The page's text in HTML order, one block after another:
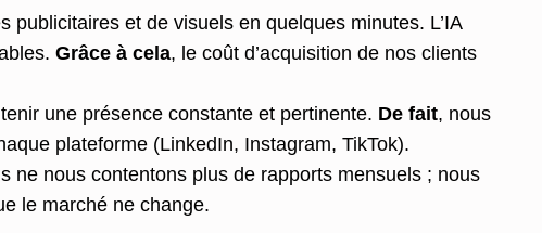
et de visuels en quelques minutes. L’IA
Grâce à cela, le coût d’acquisition de nos clients
une présence constante et pertinente. De fait, nous
plateforme (LinkedIn, Instagram, TikTok).
ne nous contentons plus de rapports mensuels ; nous
le marché ne change.